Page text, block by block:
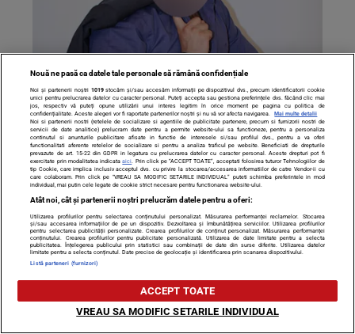
Ce se intampla in aceste momente in cel mai mare
scandal adulterin din Romania! Sotul infidel recunoaste
ca n-a fost singura data
Nouă ne pasă ca datele tale personale să rămână confidențiale
Noi și partenerii noștri 1019stocăm și/sau accesăm informații pe dispozitivul dvs., precum identificatorii cookie
unici pentru prelucrarea datelor cu caracter personal. Puteți accepta sau gestiona preferințele dvs. făcând clic mai
jos, respectiv vă puteți opune utilizării unui interes legitim în orice moment pe pagina cu politica de
confidențialitate. Aceste alegeri vor fi raportate partenerilor noștri și nu vă vor afecta navigarea.
Mai multe detalii
Noi si partenerii nostri (retelele de socializare si agentiile de publicitate partenere, precum si furnizorii nostri de
servicii de date analitice) prelucram date pentru a permite website-ului sa functioneze, pentru a personaliza
continutul si anunturile publicitare afisate in functie de interesele si/sau profilul dvs., pentru a va oferi
functionalitati aferente retelelor de socializare si pentru a analiza traficul pe website. Beneficiati de drepturile
prevazute de art. 15-22 din GDPR in legatura cu prelucrarea datelor cu caracter personal. Aceste drepturi pot fi
exercitate prin modalitatea indicataaici . Prin click pe “ACCEPT TOATE”, acceptati folosirea tuturor Tehnologiilor de
tip Cookie, care implica inclusiv acceptul dvs. cu privire la stocarea/accesarea informatiilor de catre Vendor-ii cu
care colaboram. Prin click pe “VREAU SA MODIFIC SETARILE INDIVIDUAL” puteti schimba preferintele in mod
individual, mai putin cele legate de cookie strict necesare pentru functionarea website-ului.
Atât noi, cât și partenerii noștri prelucrăm datele pentru a oferi:
Utilizarea profilurilor pentru selectarea conținutului personalizat. Măsurarea performanței reclamelor. Stocarea
și/sau accesarea informațiilor de pe un dispozitiv. Dezvoltarea și îmbunătățirea serviciilor. Utilizarea profilurilor
pentru selectarea publicității personalizate. Crearea profilurilor de conținut personalizat. Măsurarea performanței
conținutului. Crearea profilurilor pentru publicitate personalizată. Utilizarea de date limitate pentru a selecta
publicitatea. Înțelegerea publicului prin statistici sau combinații de date din surse diferite. Utilizarea datelor
limitate pentru a selecta conținutul. Date precise de geolocație și identificarea prin scanarea dispozitivului.
Listă parteneri (furnizori)
ACCEPT TOATE
VREAU SA MODIFIC SETARILE INDIVIDUAL